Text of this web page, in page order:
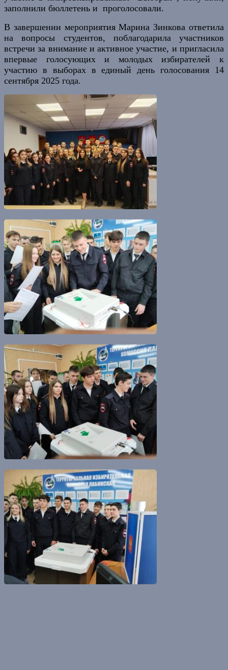
заполнили бюллетень и проголосовали.
В завершении мероприятия Марина Зинкова ответила
на вопросы студентов, поблагодарила участников
встречи за внимание и активное участие, и пригласила
впервые голосующих и молодых избирателей к
участию в выборах в единый день голосования 14
сентября 2025 года.